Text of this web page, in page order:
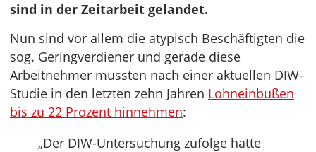
sind in der Zeitarbeit gelandet.
Nun sind vor allem die atypisch Beschäftigten die
sog. Geringverdiener und gerade diese
Arbeitnehmer mussten nach einer aktuellen DIW-
Studie in den letzten zehn Jahren Lohneinbußen
bis zu 22 Prozent hinnehmen:
„Der DIW-Untersuchung zufolge hatte